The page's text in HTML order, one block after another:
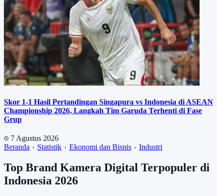
Skor 1-1 Hasil Pertandingan Singapura vs Indonesia di ASEAN
Championship 2026, Langkah Tim Garuda Terhenti di Fase
Grup
7 Agustus 2026
Beranda
Statistik Ekonomi dan Bisnis Industri
Top Brand Kamera Digital Terpopuler di
Indonesia 2026